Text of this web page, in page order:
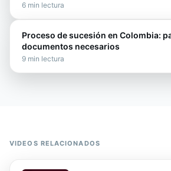
6 min lectura
Proceso de sucesión en Colombia:
documentos necesarios
9 min lectura
VIDEOS RELACIONADOS